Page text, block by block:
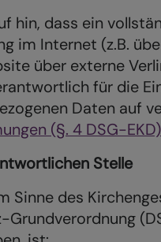
hin, dass ein
im Internet (z.B.
über externe
für die
Daten auf
(§. 4 DSG-
Stelle
Sinne des
Grundverordnung